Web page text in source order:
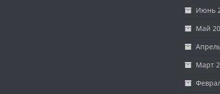
Июнь
Май
Март